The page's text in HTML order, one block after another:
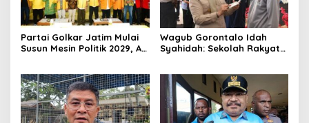
Partai Golkar Jatim Mulai
Susun Mesin Politik 2029, Ali
Wagub Gorontalo Idah
Syahidah: Sekolah Rakyat
Hebat